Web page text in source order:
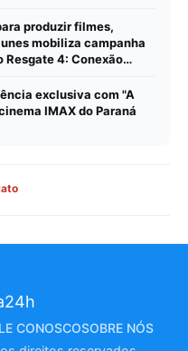
produzir filmes,
mobiliza campanha
Resgate 4: Conexão
exclusiva com "A
IMAX do Paraná
CONOSCOSOBRE NÓS